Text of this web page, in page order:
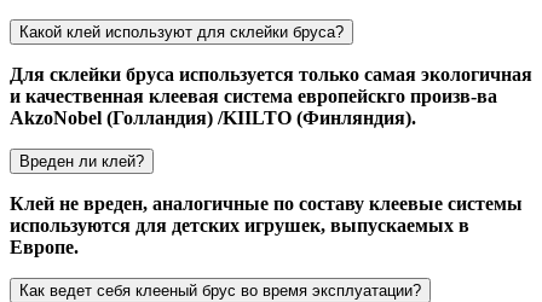
Какой клей используют для склейки бруса?
Для склейки бруса используется только самая экологичная
и качественная клеевая система европейскго произв-ва
AkzoNobel (Голландия) /KIILTO (Финляндия).
Вреден ли клей?
Клей не вреден, аналогичные по составу клеевые системы
используются для детских игрушек, выпускаемых в
Европе.
Как ведет себя клееный брус во время эксплуатации?